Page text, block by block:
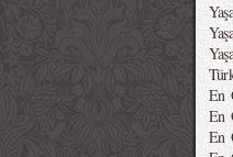
En
En
En